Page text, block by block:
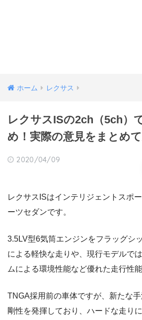
ホーム レクサス
レクサスISの2ch（5ch）
め！実際の意見をまとめて
2020/04/09
レクサスISはインテリジェントスポ
ーツセダンです。
3.5LV型6気筒エンジンをフラッグシ
による軽快な走りや、現行モデルで
ムによる環境性能など優れた走行性
TNGA採用前の車体ですが、新たな
剛性を発揮しており、ハードな走り